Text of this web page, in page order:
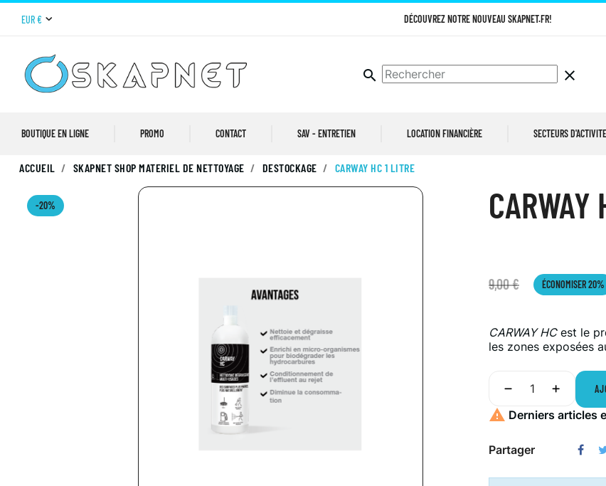
EUR € DÉCOUVREZ NOTRE NOUVEAU SKAPNET.FR!
search clear
BOUTIQUE EN LIGNE PROMO CONTACT SAV - ENTRETIEN LOCATION FINANCIÈRE SECTEURS D'ACTIVITE
ACCUEIL SKAPNET SHOP MATERIEL DE NETTOYAGE DESTOCKAGE CARWAY HC 1 LITRE
-20% CARWAY
9,00 € ÉCONOMISER 20%
CARWAY HCest le
les zones exposées
 Derniers articles
Partager